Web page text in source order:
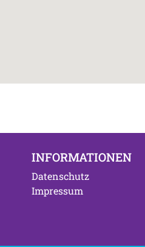
INFORMATIONEN
Datenschutz
Impressum